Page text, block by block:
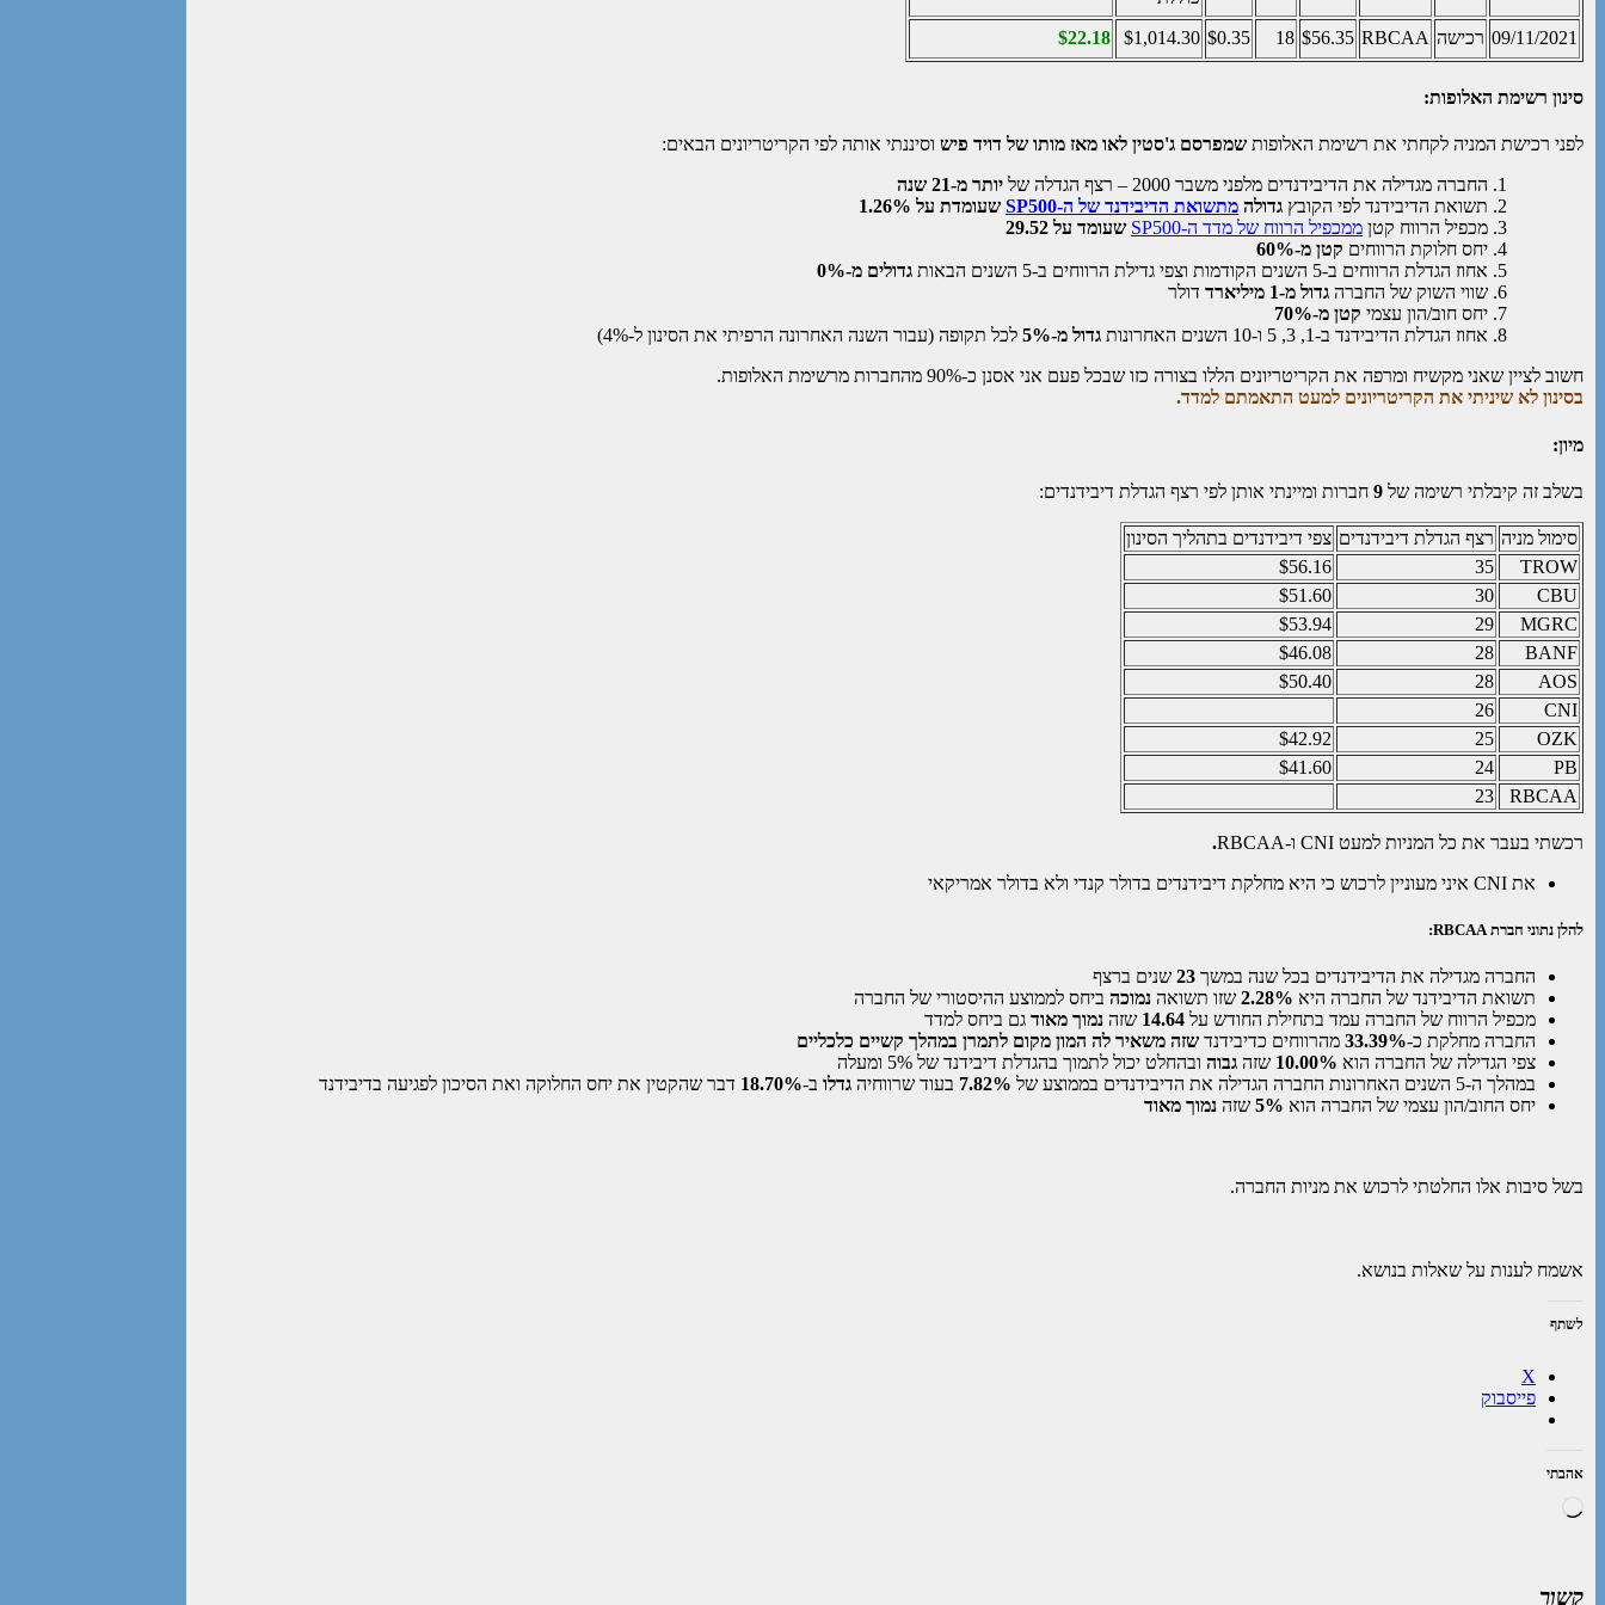
09/11/2021 רכישה RBCAA
$56.35
18
$0.35
$1,014.30
$22.18
סינון רשימת האלופות:
לפני רכישת המניה לקחתי את רשימת האלופות שמפרסם ג'סטין לאו מאז מותו של דויד פיש וסיננתי אותה לפי הקריטריונים הבאים:
החברה מגדילה את הדיבידנדים מלפני משבר 2000 – רצף הגדלה של
יותר מ-21 שנה
תשואת הדיבידנד לפי הקובץ גדולה מתשואת הדיבידנד של ה-SP500
שעומדת על 1.26%
מכפיל הרווח קטן ממכפיל הרווח של מדד ה-SP500
שעומד על 29.52
יחס חלוקת הרווחים קטן מ-60%
אחוז הגדלת הרווחים ב-5 השנים הקודמות וצפי גדילת הרווחים ב-5 השנים הבאות
גדולים מ-0%
שווי השוק של החברה גדול מ-1 מיליארד
דולר
יחס חוב/הון עצמי קטן מ-70%
אחוז הגדלת הדיבידנד ב-1, 3, 5 ו-10 השנים האחרונות
גדול מ-5%
לכל תקופה (עבור השנה האחרונה הרפיתי את הסינון ל-4%)
חשוב לציין שאני מקשיח ומרפה את הקריטריונים הללו בצורה כזו שבכל פעם אני אסנן כ-90% מהחברות מרשימת האלופות.
בסינון לא שיניתי את הקריטריונים למעט התאמתם למדד.
מיון:
בשלב זה קיבלתי רשימה של 9 חברות ומיינתי אותן לפי רצף הגדלת דיבידנדים:
סימול מניה רצף הגדלת דיבידנדים צפי דיבידנדים בתהליך הסינון
TROW
35
$56.16
CBU
30
$51.60
MGRC
29
$53.94
BANF
28
$46.08
AOS
28
$50.40
CNI
26
OZK
25
$42.92
PB
24
$41.60
RBCAA
23
רכשתי בעבר את כל המניות למעט CNI ו-RBCAA
.
את CNI איני מעוניין לרכוש כי היא מחלקת דיבידנדים בדולר קנדי ולא בדולר אמריקאי
להלן נתוני חברת RBCAA:
החברה מגדילה את הדיבידנדים בכל שנה במשך 23 שנים ברצף
תשואת הדיבידנד של החברה היא
שזו תשואה נמוכה ביחס לממוצע ההיסטורי של החברה
מכפיל הרווח של החברה עמד בתחילת החודש על 14.64 שזה נמוך מאוד גם ביחס למדד
החברה מחלקת כ-33.39% מהרווחים כדיבידנד שזה משאיר לה המון מקום לתמרן במהלך קשיים כלכליים
צפי הגדילה של החברה הוא 10.00% שזה גבוה ובהחלט יכול לתמוך בהגדלת דיבידנד של 5% ומעלה
במהלך ה-5 השנים האחרונות החברה הגדילה את הדיבידנדים בממוצע של
7.82% בעוד שרווחיה גדלו ב-18.70% דבר שהקטין את יחס החלוקה ואת הסיכון לפגיעה בדיבידנד
יחס החוב/הון עצמי של החברה הוא 5% שזה נמוך מאוד
בשל סיבות אלו החלטתי לרכוש את מניות החברה.
אשמח לענות על שאלות בנושא.
לשתף
X
פייסבוק
אהבתי
קשור